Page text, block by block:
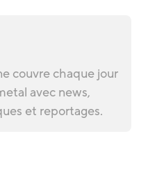
couvre chaque jour
avec news,
et reportages.